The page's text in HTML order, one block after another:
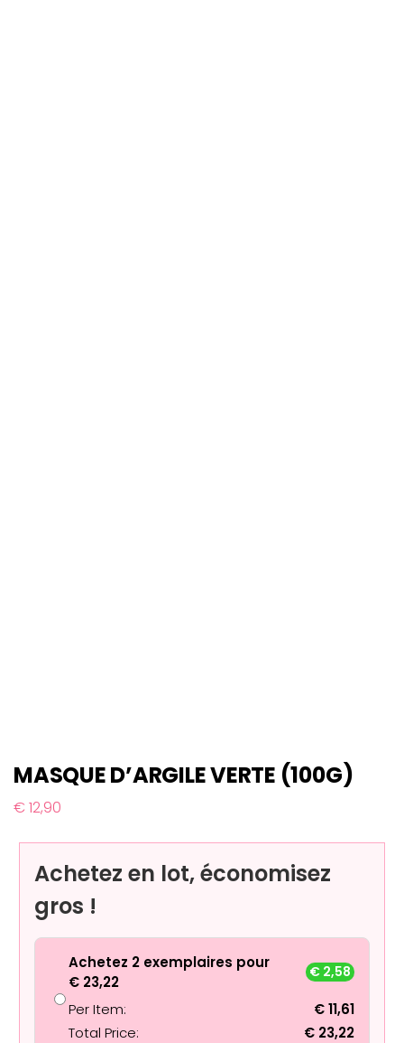
MASQUE D’ARGILE VERTE (100G)
€12,90
Achetez en lot, économisez
gros !
Achetez 2 exemplaires pour
€ 23,22
€ 2,58
Per Item: €11,61
Total Price:
€ 23,22